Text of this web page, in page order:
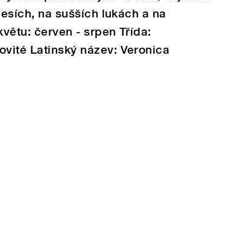
na sušších lukách a na
červen - srpen Třída:
Latinský název: Veronica